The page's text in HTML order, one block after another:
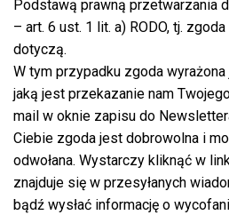
Podstawą prawną przetwarzania
– art. 6 ust. 1 lit. a) RODO, tj.
dotyczą.
W tym przypadku zgoda
jaką jest przekazanie nam
mail w oknie zapisu do
Ciebie zgoda jest dobrowolna i
odwołana. Wystarczy kliknąć w
znajduje się w przesyłanych
bądź wysłać informację o